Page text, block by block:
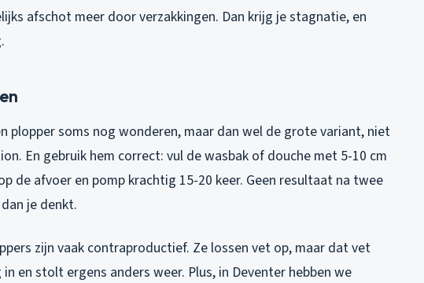
afschot meer door verzakkingen. Dan krijg je stagnatie, en
plopper soms nog wonderen, maar dan wel de grote variant, niet
En gebruik hem correct: vul de wasbak of douche met 5-10 cm
de afvoer en pomp krachtig 15-20 keer. Geen resultaat na twee
je denkt.
zijn vaak contraproductief. Ze lossen vet op, maar dat vet
en stolt ergens anders weer. Plus, in Deventer hebben we